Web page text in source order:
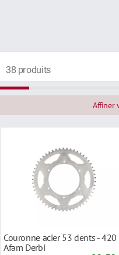
38 produits
Affiner
Couronne acier 53 dents - 420
Afam Derbi